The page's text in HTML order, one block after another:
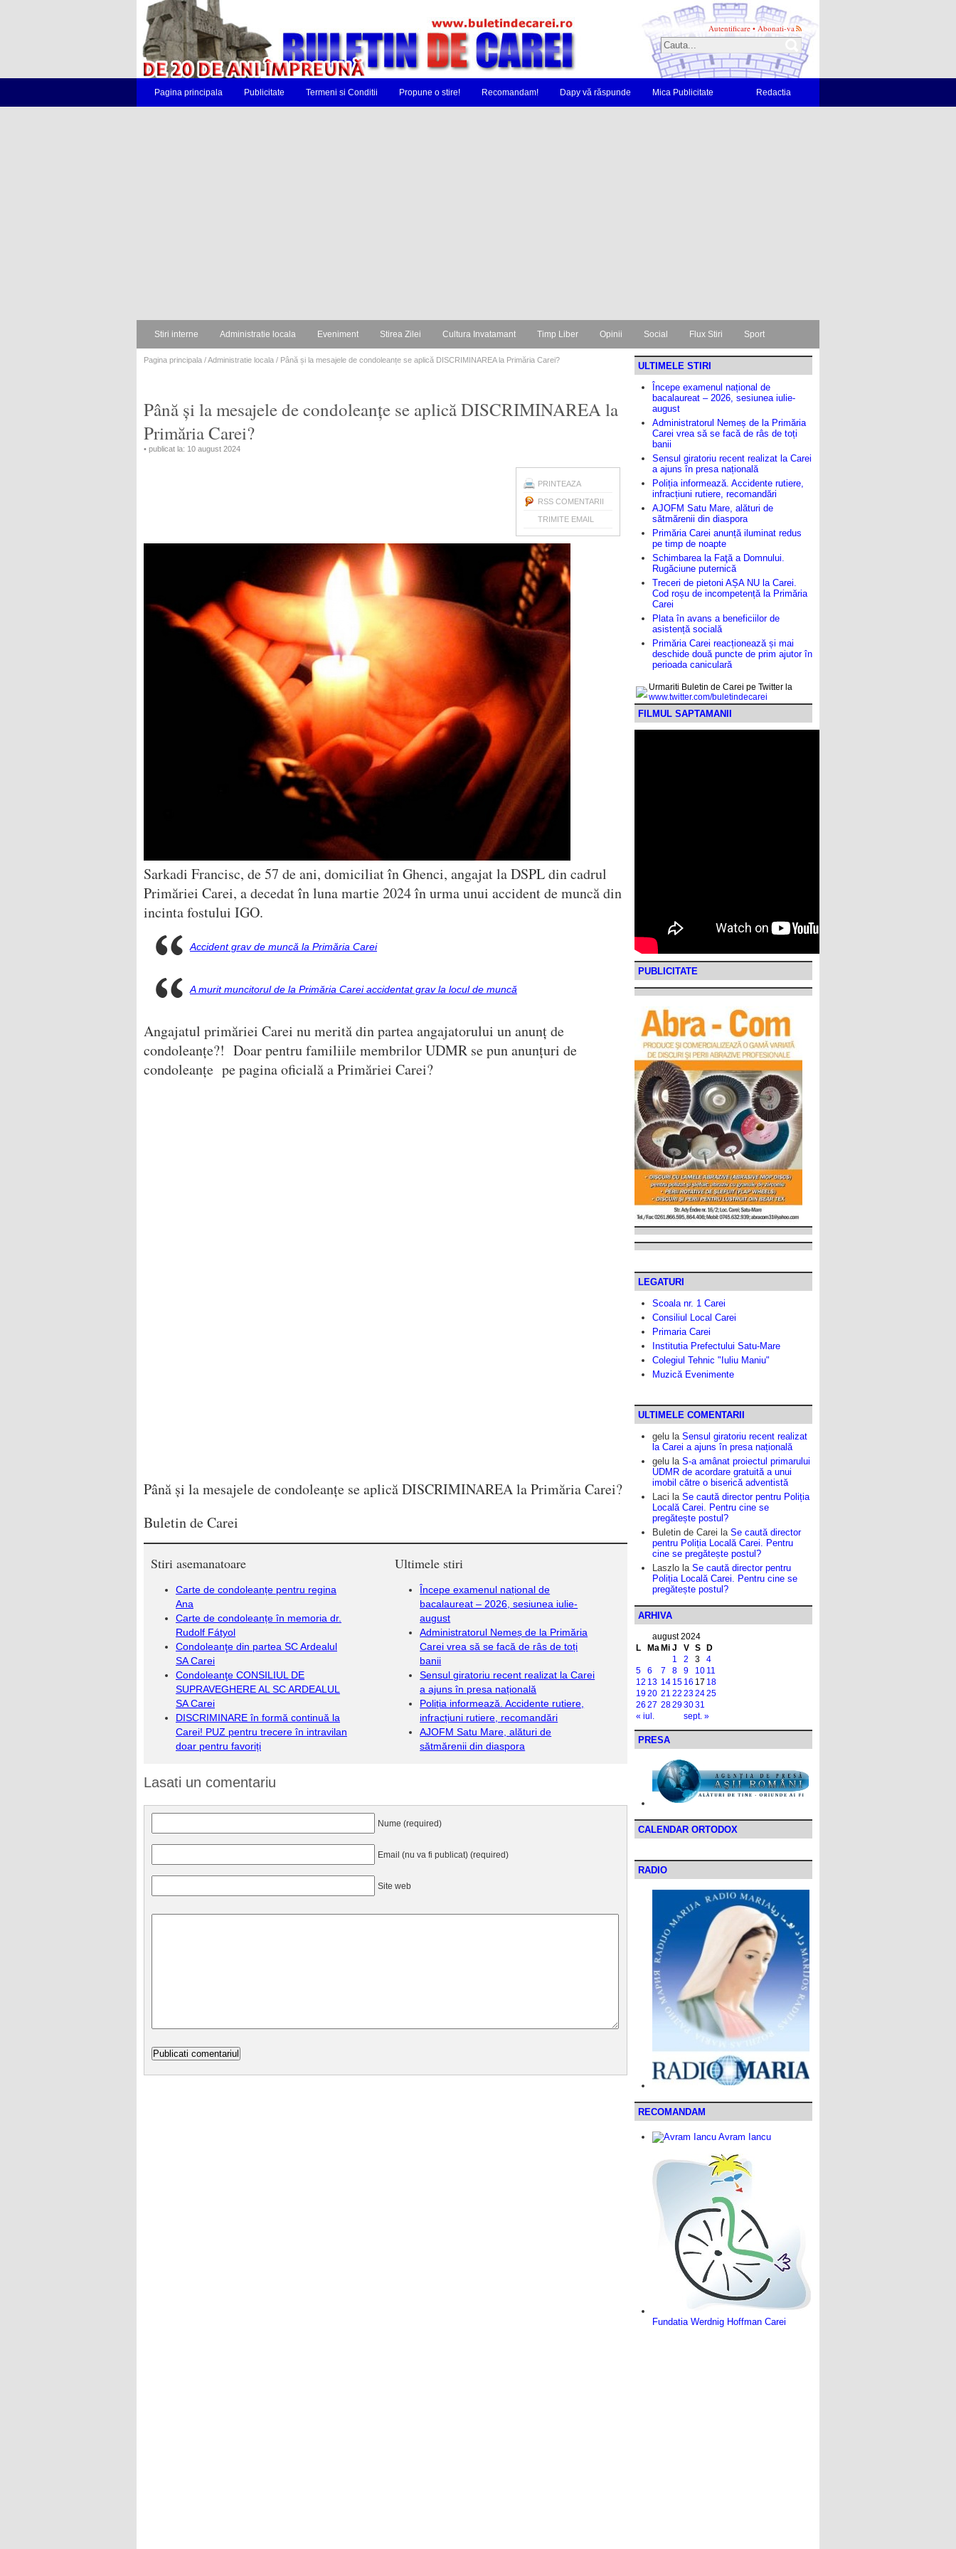
Autentificare • Abonati-va
Pagina principala Publicitate Termeni si Conditii Propune o stire! Recomandam! Dapy vă răspunde Mica Publicitate Redactia
Stiri interne Administratie locala Eveniment Stirea Zilei Cultura Invatamant Timp Liber Opinii Social Flux Stiri Sport
Pagina principala /Administratie locala / Până și la mesajele de condoleanțe se aplică DISCRIMINAREA la Primăria Carei?
Până și la mesajele de condoleanțe se aplică DISCRIMINAREA la
Primăria Carei?
• publicat la: 10 august 2024
PRINTEAZA
RSS COMENTARII
TRIMITE EMAIL
Sarkadi Francisc, de 57 de ani, domiciliat în Ghenci, angajat la DSPL din cadrul
Primăriei Carei, a decedat în luna martie 2024 în urma unui accident de muncă din
incinta fostului IGO.
Accident grav de muncă la Primăria Carei
A murit muncitorul de la Primăria Carei accidentat grav la locul de muncă
Angajatul primăriei Carei nu merită din partea angajatorului un anunț de
condoleanțe?! Doar pentru familiile membrilor UDMR se pun anunțuri de
condoleanțe pe pagina oficială a Primăriei Carei?
Până și la mesajele de condoleanțe se aplică DISCRIMINAREA la Primăria Carei?
Buletin de Carei
Stiri asemanatoare
Carte de condoleanțe pentru regina
Ana
Carte de condoleanțe în memoria dr.
Rudolf Fátyol
Condoleanţe din partea SC Ardealul
SA Carei
Condoleanţe CONSILIUL DE
SUPRAVEGHERE AL SC ARDEALUL
SA Carei
DISCRIMINARE în formă continuă la
Carei! PUZ pentru trecere în intravilan
doar pentru favoriți
Ultimele stiri
Începe examenul național de
bacalaureat – 2026, sesiunea iulie-
august
Administratorul Nemeș de la Primăria
Carei vrea să se facă de râs de toți
banii
Sensul giratoriu recent realizat la Carei
a ajuns în presa națională
Poliția informează. Accidente rutiere,
infracțiuni rutiere, recomandări
AJOFM Satu Mare, alături de
sătmărenii din diaspora
Lasati un comentariu
Nume (required)
Email (nu va fi publicat) (required)
Site web
ULTIMELE STIRI
Începe examenul național de
bacalaureat – 2026, sesiunea iulie-
august
Administratorul Nemeș de la Primăria
Carei vrea să se facă de râs de toți
banii
Sensul giratoriu recent realizat la Carei
a ajuns în presa națională
Poliția informează. Accidente rutiere,
infracțiuni rutiere, recomandări
AJOFM Satu Mare, alături de
sătmărenii din diaspora
Primăria Carei anunță iluminat redus
pe timp de noapte
Schimbarea la Faţă a Domnului.
Rugăciune puternică
Treceri de pietoni AȘA NU la Carei.
Cod roșu de incompetență la Primăria
Carei
Plata în avans a beneficiilor de
asistență socială
Primăria Carei reacționează și mai
deschide două puncte de prim ajutor în
perioada caniculară
Urmariti Buletin de Carei pe Twitter la
www.twitter.com/buletindecarei
FILMUL SAPTAMANII
PUBLICITATE
LEGATURI
Scoala nr. 1 Carei
Consiliul Local Carei
Primaria Carei
Institutia Prefectului Satu-Mare
Colegiul Tehnic "Iuliu Maniu"
Muzică Evenimente
ULTIMELE COMENTARII
gelu la Sensul giratoriu recent realizat
la Carei a ajuns în presa națională
gelu la S-a amânat proiectul primarului
UDMR de acordare gratuită a unui
imobil către o biserică adventistă
Laci la Se caută director pentru Poliția
Locală Carei. Pentru cine se
pregătește postul?
Buletin de Carei la Se caută director
pentru Poliția Locală Carei. Pentru
cine se pregătește postul?
Laszlo la Se caută director pentru
Poliția Locală Carei. Pentru cine se
pregătește postul?
ARHIVA
august 2024
L
Ma Mi J V S D
« iul. sept. »
1 2 3
4
5
6 7 8 9 10 11
12 13 14 15 16 17 18
1920 21 22 232425
26 27 28293031
PRESA
CALENDAR ORTODOX
RADIO
RECOMANDAM
Avram Iancu
Fundatia Werdnig Hoffman Carei